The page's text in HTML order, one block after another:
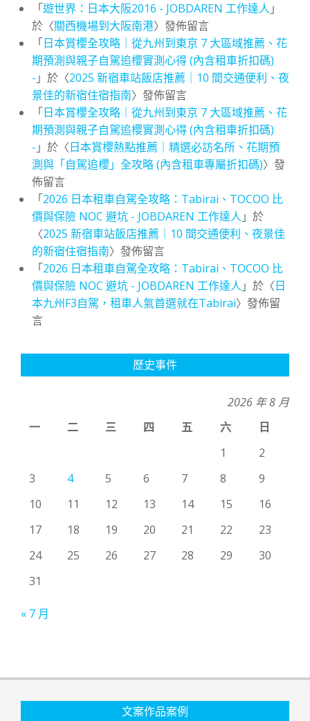
「遊世界：日本大阪2016 - JOBDAREN 工作達人 」
於〈關西機場到大阪南港〉發佈留言
「日本賞櫻全攻略｜從九州到東京 7 大區域推薦、花
期預測與親子自駕追櫻實測心得 (內含租車折扣碼)
- 」於〈2025 新宿車站飯店推薦｜10 間交通便利、夜
景佳的新宿住宿指南〉發佈留言
「日本賞櫻全攻略｜從九州到東京 7 大區域推薦、花
期預測與親子自駕追櫻實測心得 (內含租車折扣碼)
- 」於〈日本賞櫻熱點推薦｜精選必訪名所、花期預
測與「自駕追櫻」全攻略 (內含租車專屬折扣碼)〉發
佈留言
「2026 日本租車自駕全攻略：Tabirai、TOCOO 比
價與保險 NOC 避坑 - JOBDAREN 工作達人 」於
〈2025 新宿車站飯店推薦｜10 間交通便利、夜景佳
的新宿住宿指南〉發佈留言
「2026 日本租車自駕全攻略：Tabirai、TOCOO 比
價與保險 NOC 避坑 - JOBDAREN 工作達人 」於〈日
本九州F3自駕，租車人氣首選就在Tabirai〉發佈留
言
歷史事件
2026 年 8 月
一
二 三 四 五 六
日
1
2
3
4 5 6 7 8
9
10
11 12 13 14 15
16
17
18 19 20 21 22
23
24
25 26 27 28 29
30
31
« 7 月
文案作品案例